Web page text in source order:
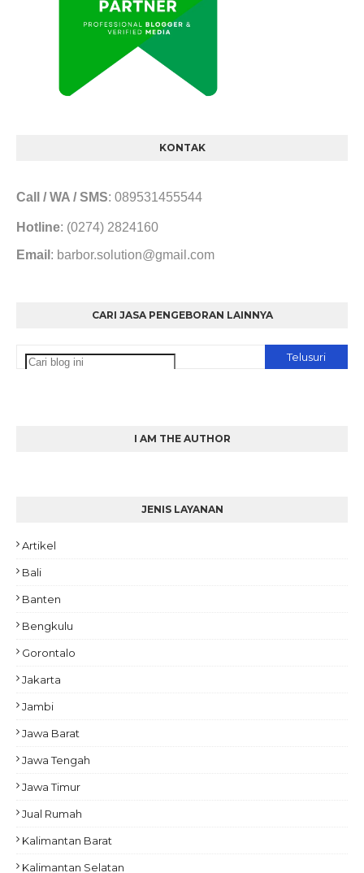
KONTAK
Call / WA / SMS: 089531455544
Hotline: (0274) 2824160
Email : barbor.solution@gmail.com
CARI JASA PENGEBORAN LAINNYA
I AM THE AUTHOR
JENIS LAYANAN
Artikel
Bali
Banten
Bengkulu
Gorontalo
Jakarta
Jambi
Jawa Barat
Jawa Tengah
Jawa Timur
Jual Rumah
Kalimantan Barat
Kalimantan Selatan